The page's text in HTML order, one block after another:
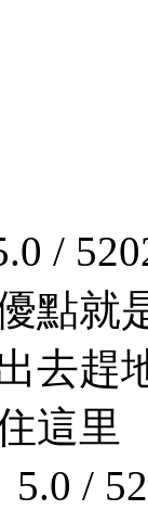
/ 5
點就
去趕
這里
5.0 / 5